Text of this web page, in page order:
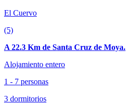
El Cuervo
(5)
A 22.3 Km de Santa Cruz de Moya.
Alojamiento entero
1 - 7 personas
3 dormitorios